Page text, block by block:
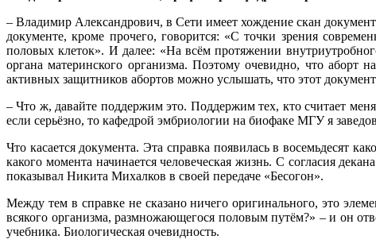
– Владимир Александрович, в Сети имеет хождение скан
документе, кроме прочего, говорится: «С точки зрения
половых клеток». И далее: «На всём протяжении
органа материнского организма. Поэтому очевидно, что аборт
активных защитников абортов можно услышать, что этот
– Что ж, давайте поддержим это. Поддержим тех, кто считает
если серьёзно, то кафедрой эмбриологии на биофаке МГУ я
Что касается документа. Эта справка появилась в восемьдесят
какого момента начинается человеческая жизнь. С согласия
показывал Никита Михалков в своей передаче «Бесогон».
Между тем в справке не сказано ничего оригинального, это
всякого организма, размножающегося половым путём?» – и он
учебника. Биологическая очевидность.